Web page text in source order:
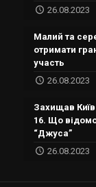
26.08.2023
Малий та
отримати
участь
26.08.2023
Захищав
16. Що
“Джуса”
26.08.2023